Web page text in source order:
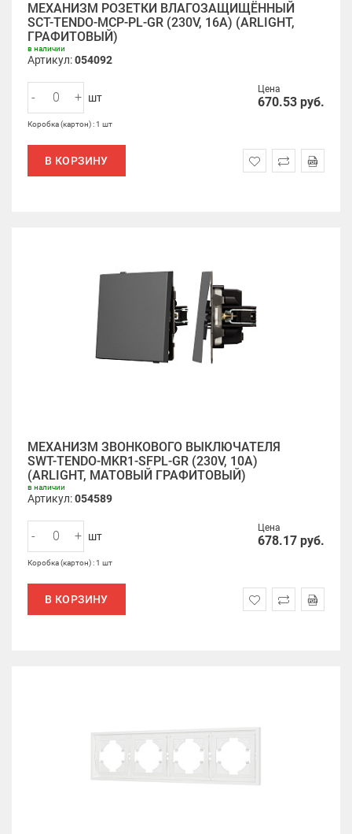
МЕХАНИЗМ РОЗЕТКИ ВЛАГОЗАЩИЩЁННЫЙ
SCT-TENDO-MCP-PL-GR (230V, 16A) (ARLIGHT,
ГРАФИТОВЫЙ)
в наличии
Артикул:054092
Цена
670.53 руб.
- + шт
Коробка (картон) : 1 шт
В КОРЗИНУ
МЕХАНИЗМ ЗВОНКОВОГО ВЫКЛЮЧАТЕЛЯ
SWT-TENDO-MKR1-SFPL-GR (230V, 10A)
(ARLIGHT, МАТОВЫЙ ГРАФИТОВЫЙ)
в наличии
Артикул:054589
Цена
678.17 руб.
- + шт
Коробка (картон) : 1 шт
В КОРЗИНУ